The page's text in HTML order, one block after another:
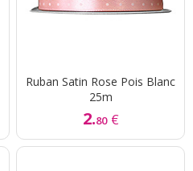
Ruban Satin Rose Pois Blanc
25m
2.80 €